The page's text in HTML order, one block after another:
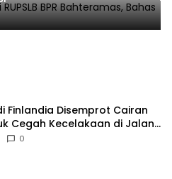
Finlandia Disemprot Cairan
Cegah Kecelakaan di Jalan
0